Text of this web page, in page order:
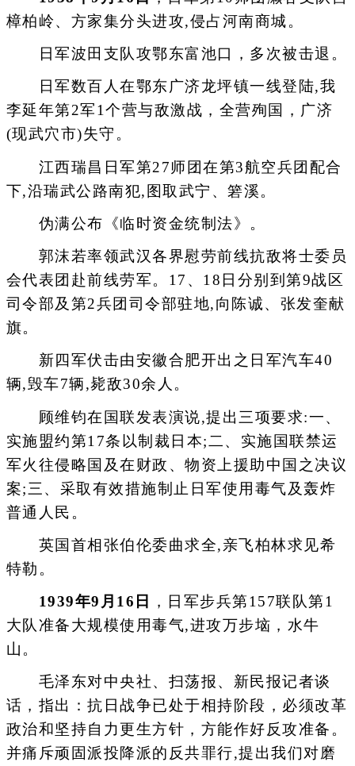
樟柏岭、方家集分头进攻,侵占河南商城。
日军波田支队攻鄂东富池口，多次被击退。
日军数百人在鄂东广济龙坪镇一线登陆,我
李延年第2军1个营与敌激战，全营殉国，广济
(现武穴市)失守。
江西瑞昌日军第27师团在第3航空兵团配合
下,沿瑞武公路南犯,图取武宁、箬溪。
伪满公布《临时资金统制法》。
郭沫若率领武汉各界慰劳前线抗敌将士委员
会代表团赴前线劳军。17、18日分别到第9战区
司令部及第2兵团司令部驻地,向陈诚、张发奎献
旗。
新四军伏击由安徽合肥开出之日军汽车40
辆,毁车7辆,毙敌30余人。
顾维钧在国联发表演说,提出三项要求:一、
实施盟约第17条以制裁日本;二、实施国联禁运
军火往侵略国及在财政、物资上援助中国之决议
案;三、采取有效措施制止日军使用毒气及轰炸
普通人民。
英国首相张伯伦委曲求全,亲飞柏林求见希
特勒。
1939年9月16日
，日军步兵第157联队第1
大队准备大规模使用毒气,进攻万步垴，水牛
山。
毛泽东对中央社、扫荡报、新民报记者谈
话，指出：抗日战争已处于相持阶段，必须改革
政治和坚持自力更生方针，方能作好反攻准备。
并痛斥顽固派投降派的反共罪行,提出我们对磨